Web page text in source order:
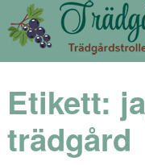
Etikett:
trädgård